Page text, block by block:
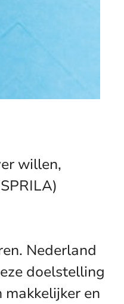
willen,
Nederland
doelstelling
en